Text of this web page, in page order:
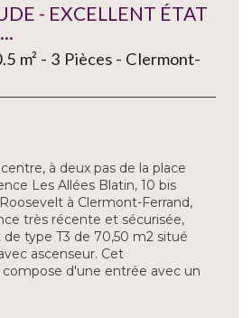
- EXCELLENT ÉTAT
m² - 3 Pièces - Clermont-
à deux pas de la place
Les Allées Blatin, 10 bis
à Clermont-Ferrand,
très récente et sécurisée,
type T3 de 70,50 m2 situé
ascenseur. Cet
d'une entrée avec un